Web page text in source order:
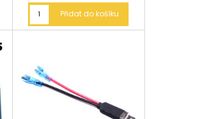
Přidat do košíku